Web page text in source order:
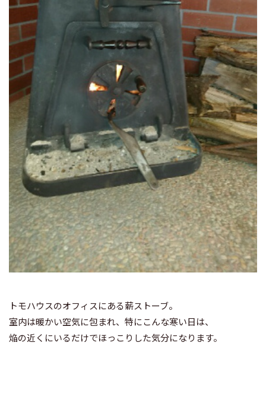
トモハウスのオフィスにある薪ストーブ。
室内は暖かい空気に包まれ、特にこんな寒い日は、
焔の近くにいるだけでほっこりした気分になります。